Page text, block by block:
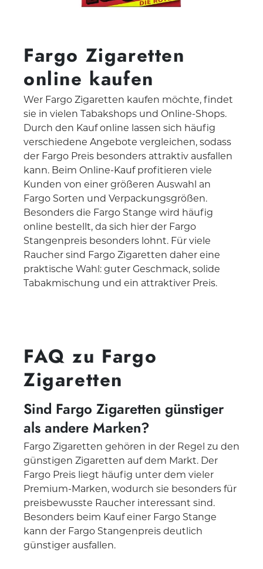
Fargo Zigaretten
online kaufen
Wer Fargo Zigaretten kaufen möchte, findet
sie in vielen Tabakshops und Online-Shops.
Durch den Kauf online lassen sich häufig
verschiedene Angebote vergleichen, sodass
der Fargo Preis besonders attraktiv ausfallen
kann. Beim Online-Kauf profitieren viele
Kunden von einer größeren Auswahl an
Fargo Sorten und Verpackungsgrößen.
Besonders die Fargo Stange wird häufig
online bestellt, da sich hier der Fargo
Stangenpreis besonders lohnt. Für viele
Raucher sind Fargo Zigaretten daher eine
praktische Wahl: guter Geschmack, solide
Tabakmischung und ein attraktiver Preis.
FAQ zu Fargo
Zigaretten
Sind Fargo Zigaretten günstiger
als andere Marken?
Fargo Zigaretten gehören in der Regel zu den
günstigen Zigaretten auf dem Markt. Der
Fargo Preis liegt häufig unter dem vieler
Premium-Marken, wodurch sie besonders für
preisbewusste Raucher interessant sind.
Besonders beim Kauf einer Fargo Stange
kann der Fargo Stangenpreis deutlich
günstiger ausfallen.